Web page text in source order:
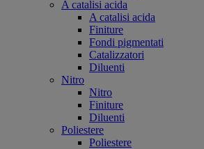
A catalisi acida
A catalisi acida
Finiture
Fondi pigmentati
Catalizzatori
Diluenti
Nitro
Nitro
Finiture
Diluenti
Poliestere
Poliestere